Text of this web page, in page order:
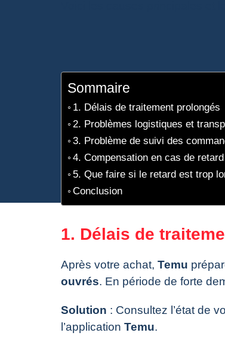
Sommaire
1. Délais de traitement prolongés
2. Problèmes logistiques et
3. Problème de suivi des
4. Compensation en cas de retard
5. Que faire si le retard est trop
Conclusion
1. Délais de
Après votre achat, Temu
ouvrés. En période de forte
Solution : Consultez l’état de
l’application Temu.